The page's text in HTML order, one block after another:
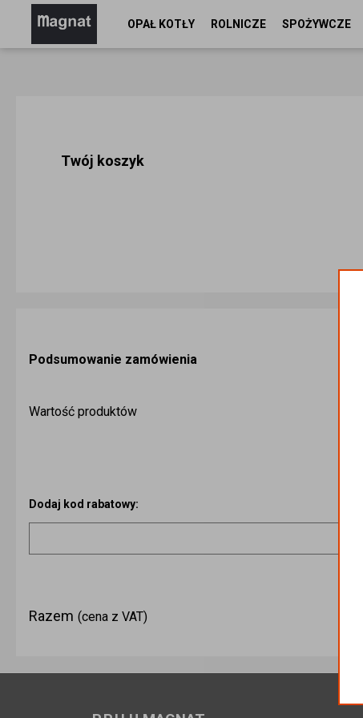
OPAŁ KOTŁY ROLNICZE SPOŻYWCZE
Twój koszyk
Podsumowanie zamówienia
Wartość produktów
Dodaj kod rabatowy:
Razem (cena z VAT)